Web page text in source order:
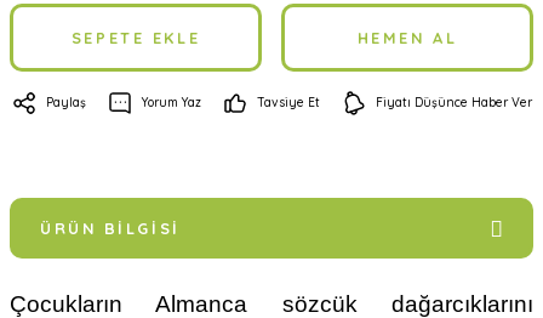
SEPETE EKLE HEMEN AL
Paylaş Yorum Yaz Tavsiye Et Fiyatı Düşünce Haber Ver
ÜRÜN BILGISI
Çocukların Almanca sözcük dağarcıklarını